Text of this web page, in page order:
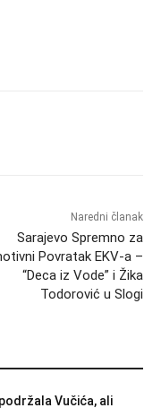
Naredni članak
Sarajevo Spremno za
Povratak EKV-a –
“Deca iz Vode” i Žika
Todorović u Slogi
Vučića, ali